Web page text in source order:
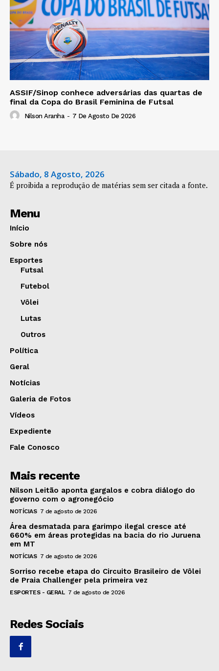
ASSIF/Sinop conhece adversárias das quartas de
final da Copa do Brasil Feminina de Futsal
Nilson Aranha - 7 De Agosto De 2026
Sábado, 8 Agosto, 2026
É proibida a reprodução de matérias sem ser citada a fonte.
Menu
Início
Sobre nós
Esportes
Futsal
Futebol
Vôlei
Lutas
Outros
Política
Geral
Notícias
Galeria de Fotos
Vídeos
Expediente
Fale Conosco
Mais recente
Nilson Leitão aponta gargalos e cobra diálogo do
governo com o agronegócio
NOTÍCIAS 7 de agosto de 2026
Área desmatada para garimpo ilegal cresce até
660% em áreas protegidas na bacia do rio Juruena
em MT
NOTÍCIAS 7 de agosto de 2026
Sorriso recebe etapa do Circuito Brasileiro de Vôlei
de Praia Challenger pela primeira vez
ESPORTES - GERAL 7 de agosto de 2026
Redes Sociais